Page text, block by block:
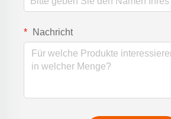
Nachricht